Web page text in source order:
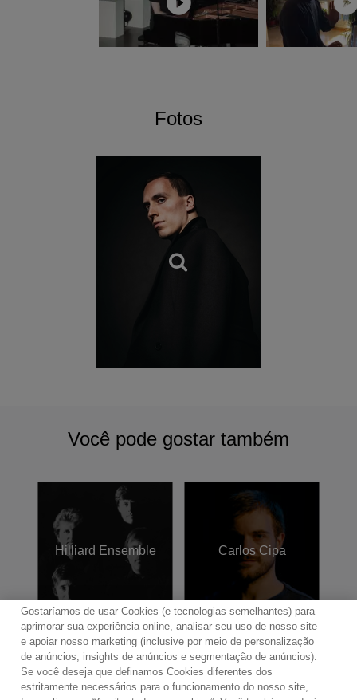
Fotos
Você pode gostar também
Hilliard Ensemble Carlos Cipa
Contato Boletim de Notícias
Termos de Uso
Gostaríamos de usar Cookies (e tecnologias semelhantes) para
aprimorar sua experiência online, analisar seu uso de nosso site
e apoiar nosso marketing (inclusive por meio de personalização
de anúncios, insights de anúncios e segmentação de anúncios).
Se você deseja que definamos Cookies diferentes dos
estritamente necessários para o funcionamento do nosso site,